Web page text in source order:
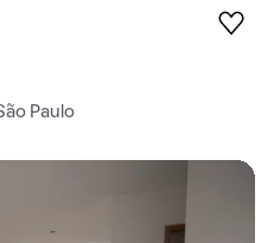
Paulo